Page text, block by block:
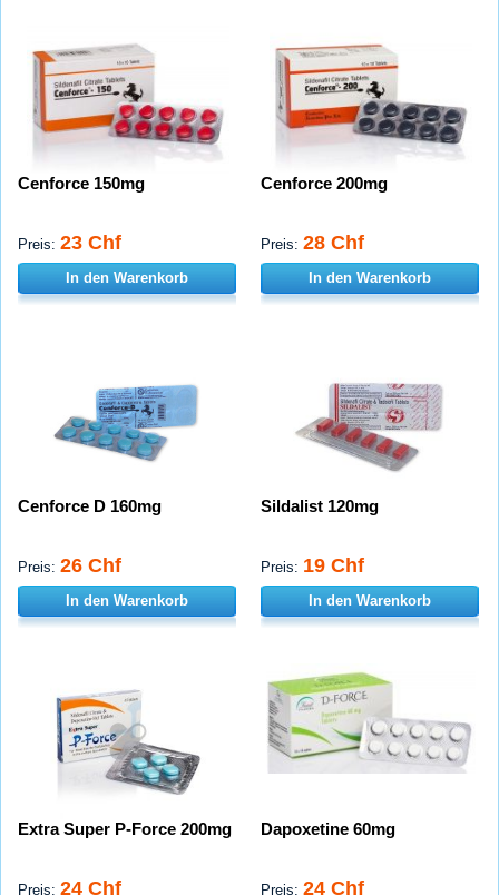
Cenforce 150mg
Preis: 23 Chf
In den Warenkorb
Cenforce 200mg
Preis: 28 Chf
In den Warenkorb
Cenforce D 160mg
Preis: 26 Chf
In den Warenkorb
Sildalist 120mg
Preis: 19 Chf
In den Warenkorb
Extra Super P-Force 200mg
Preis: 24 Chf
Dapoxetine 60mg
Preis: 24 Chf